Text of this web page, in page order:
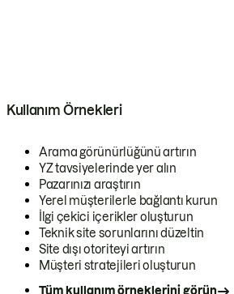
Kullanım Örnekleri
Arama görünürlüğünü artırın
YZ tavsiyelerinde yer alın
Pazarınızı araştırın
Yerel müşterilerle bağlantı kurun
İlgi çekici içerikler oluşturun
Teknik site sorunlarını düzeltin
Site dışı otoriteyi artırın
Müşteri stratejileri oluşturun
Tüm kullanım örneklerini görün